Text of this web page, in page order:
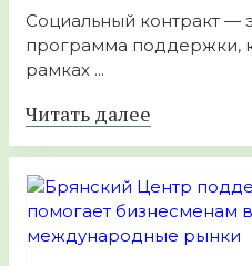
Социальный контракт —
программа поддержки,
рамках ...
Читать далее